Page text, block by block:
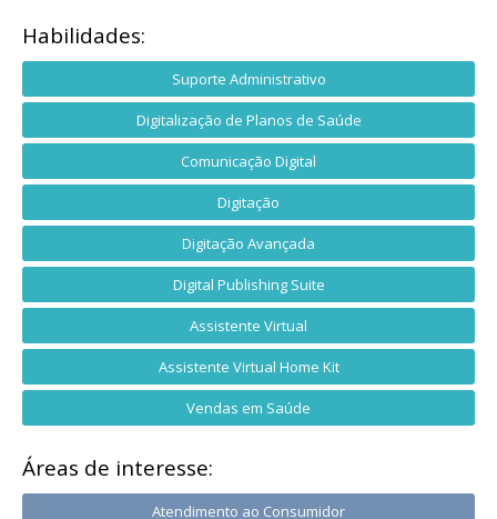
Habilidades:
Suporte Administrativo
Digitalização de Planos de Saúde
Comunicação Digital
Digitação
Digitação Avançada
Digital Publishing Suite
Assistente Virtual
Assistente Virtual Home Kit
Vendas em Saúde
Áreas de interesse:
Atendimento ao Consumidor